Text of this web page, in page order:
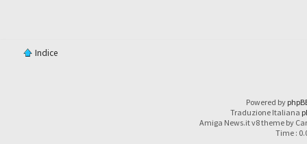
Indice
Powered by
Traduzione Italiana
Amiga News.it v8 theme by
Time :